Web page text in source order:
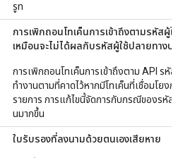
รูท
การเพิกถอนโทเค็นการเข้าถึงตามรหัสผู้ใ
เหมือนจะไม่ได้ผลกับรหัสผู้ใช้ปลายทางบา
การเพิกถอนโทเค็นการเข้าถึงตาม API รหัสผู้
ทำงานตามที่คาดไว้หากมีโทเค็นที่เชื่อมโยงกั
รายการ การแก้ไขนี้จัดการกับกรณีของรหัสที่
นมากขึ้น
ใบรับรองที่ลงนามด้วยตนเองเสียหาย